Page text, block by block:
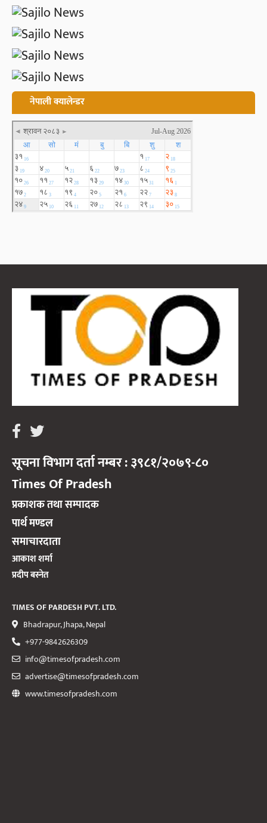
नेपाली क्यालेन्डर
सूचना विभाग दर्ता नम्बर : ३९८१/२०७९-८०
Times Of Pradesh
प्रकाशक तथा सम्पादक
पार्थ मण्डल
समाचारदाता
आकाश शर्मा
प्रदीप बस्नेत
TIMES OF PARDESH PVT. LTD.
Bhadrapur, Jhapa, Nepal
+977-9842626309
info@timesofpradesh.com
advertise@timesofpradesh.com
www.timesofpradesh.com